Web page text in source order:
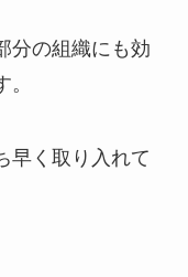
分の組織にも効
早く取り入れて